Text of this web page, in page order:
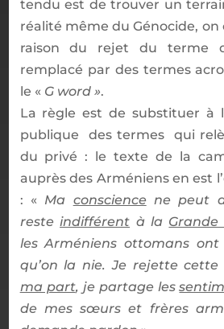
tendu est de trouver un
réalité même du Génocide, on
raison du rejet du terme
remplacé par des termes
le « G word ».
La règle est de substituer à
publique des termes qui
du privé : le texte de la
auprès des Arméniens en est
: « Ma consciencene peut
resteindifférent à la
les Arméniens ottomans ont
qu’on la nie. Je rejette
ma part, je partage les
de mes sœurs et frères